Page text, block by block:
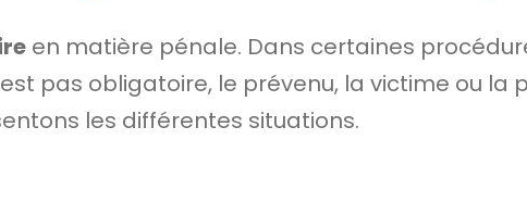
en matière pénale. Dans certaines
pas obligatoire, le prévenu, la victime ou la
les différentes situations.